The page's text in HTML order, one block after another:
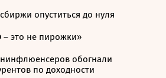
опуститься до нуля
– это не пирожки»
обогнали
по доходности